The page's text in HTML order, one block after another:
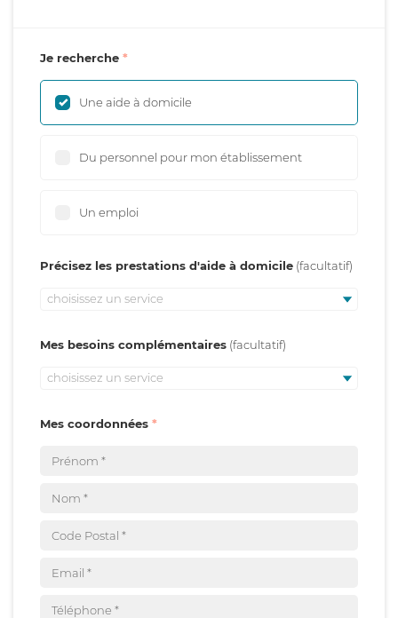
Je recherche
Une aide à domicile
Du personnel pour mon établissement
Un emploi
Précisez les prestations d'aide à domicile
choisissez un service
Mes besoins complémentaires
choisissez un service
Mes coordonnées